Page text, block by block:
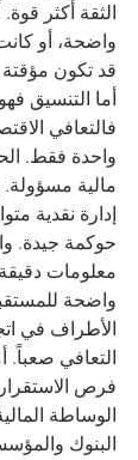
الثقة أكثر
واضحة، أو
قد تكون
أما التنسيق
فالتعافي
واحدة فقط.
مالية مسؤولة.
إدارة نقدية
حوكمة جيدة.
معلومات
واضحة
الأطراف في
التعافي صعباً.
فرص الاستقرار
الوساطة
البنوك